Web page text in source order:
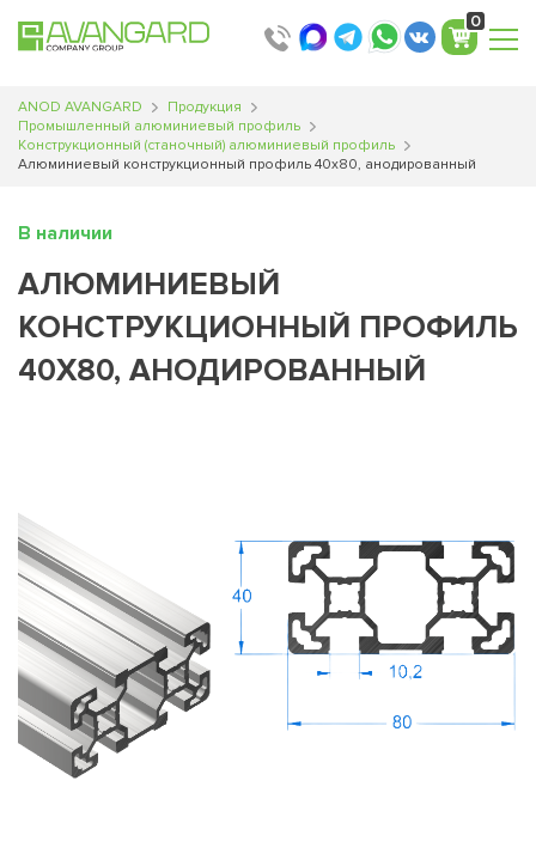
0
ANOD AVANGARD
Продукция
Промышленный алюминиевый профиль
Конструкционный (станочный) алюминиевый профиль
Алюминиевый конструкционный профиль 40х80, анодированный
В наличии
АЛЮМИНИЕВЫЙ
КОНСТРУКЦИОННЫЙ ПРОФИЛЬ
40Х80, АНОДИРОВАННЫЙ